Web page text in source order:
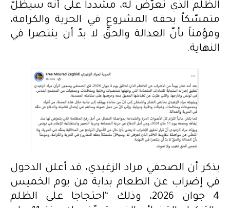
الظلم الذي تعرّض له، مشددا على أنه سيظلّ
متمسّكاً بحقه المشروع في الحرية والكرامة،
ومؤمناً بأنّ العدالة والحقّ لا بدّ أن ينتصرا في
النهاية.
يذكر أن الصحفي مراد الزغيدي، قد أعلن الدخول
في إضراب عن الطعام بداية من يوم الخميس
4 جوان 2026، وذلك “احتجاجا على الظلم